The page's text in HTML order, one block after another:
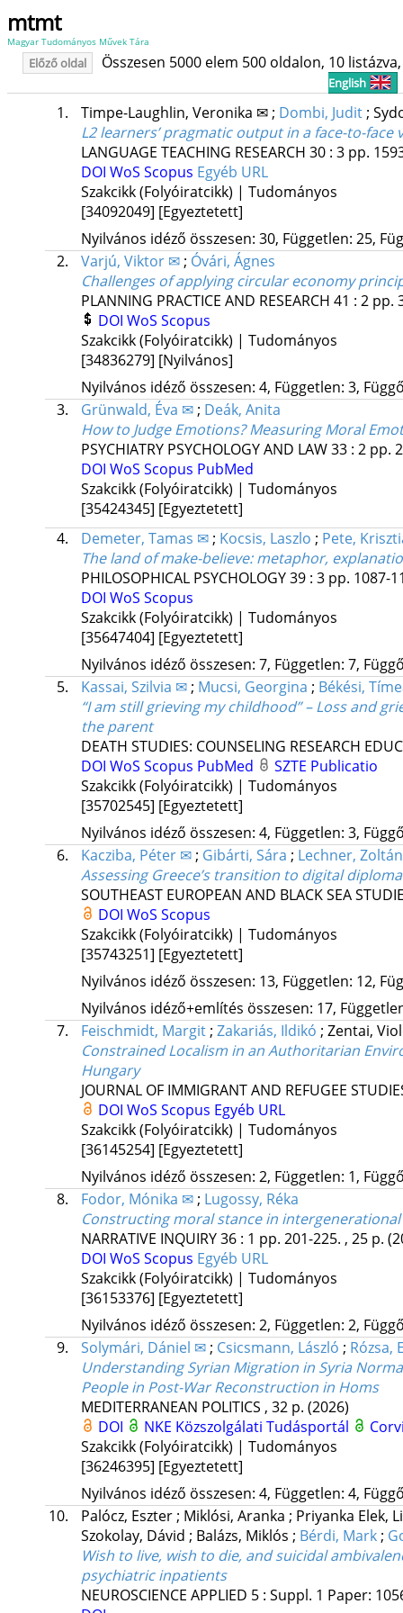
mtmt
Magyar Tudományos Művek Tára
Előző oldal Összesen 5000 elem 500 oldalon, 10
English
1. Timpe-Laughlin, Veronika ✉; Dombi, Judit;
L2 learners’ pragmatic output in a face-to-
LANGUAGE TEACHING RESEARCH 30: 3 pp.
DOI WoS Scopus Egyéb URL
Szakcikk (Folyóiratcikk) | Tudományos
[34092049] [Egyeztetett]
Nyilvános idéző összesen: 30, Független: 25,
2.
Varjú, Viktor ✉; Óvári, Ágnes
Challenges of applying circular economy
PLANNING PRACTICE AND RESEARCH 41 : 2 pp.
DOI WoS Scopus
Szakcikk (Folyóiratcikk) | Tudományos
[34836279] [Nyilvános]
Nyilvános idéző összesen: 4, Független: 3,
3.
Grünwald, Éva ✉; Deák, Anita
How to Judge Emotions? Measuring Moral
PSYCHIATRY PSYCHOLOGY AND LAW33: 2 pp.
DOI WoS Scopus PubMed
Szakcikk (Folyóiratcikk) | Tudományos
[35424345] [Egyeztetett]
4.
Demeter, Tamas ✉; Kocsis, Laszlo ; Pete,
The land of make-believe: metaphor,
PHILOSOPHICAL PSYCHOLOGY39: 3 pp. 1087-
DOI WoS Scopus
Szakcikk (Folyóiratcikk) | Tudományos
[35647404] [Egyeztetett]
Nyilvános idéző összesen: 7, Független: 7,
5.
Kassai, Szilvia ✉; Mucsi, Georgina ; Békési,
“I am still grieving my childhood” – Loss and
the parent
DEATH STUDIES: COUNSELING RESEARCH
DOI WoS Scopus PubMed
SZTE Publicatio
Szakcikk (Folyóiratcikk) | Tudományos
[35702545] [Egyeztetett]
Nyilvános idéző összesen: 4, Független: 3,
6.
Kacziba, Péter ✉; Gibárti, Sára ; Lechner, Zoltán
Assessing Greece’s transition to digital
SOUTHEAST EUROPEAN AND BLACK SEA
DOI WoS Scopus
Szakcikk (Folyóiratcikk) | Tudományos
[35743251] [Egyeztetett]
Nyilvános idéző összesen: 13, Független: 12,
Nyilvános idéző+említés összesen: 17,
7.
Feischmidt, Margit; Zakariás, Ildikó ; Zentai,
Constrained Localism in an Authoritarian
Hungary
JOURNAL OF IMMIGRANT AND REFUGEE
DOI WoS Scopus Egyéb URL
Szakcikk (Folyóiratcikk) | Tudományos
[36145254] [Egyeztetett]
Nyilvános idéző összesen: 2, Független: 1,
8.
Fodor, Mónika ✉; Lugossy, Réka
Constructing moral stance in
NARRATIVE INQUIRY36: 1 pp. 201-225. , 25 p.
DOI WoS Scopus Egyéb URL
Szakcikk (Folyóiratcikk) | Tudományos
[36153376] [Egyeztetett]
Nyilvános idéző összesen: 2, Független: 2,
9.
Solymári, Dániel ✉; Csicsmann, László ; Rózsa,
Understanding Syrian Migration in Syria
People in Post-War Reconstruction in Homs
MEDITERRANEAN POLITICS , 32 p. (2026)
DOI
NKE Közszolgálati Tudásportál
Szakcikk (Folyóiratcikk) | Tudományos
[36246395] [Egyeztetett]
Nyilvános idéző összesen: 4, Független: 4,
10.
Palócz, Eszter; Miklósi, Aranka ; Priyanka Elek,
Szokolay, Dávid ; Balázs, Miklós ; Bérdi, Mark;
Wish to live, wish to die, and suicidal
psychiatric inpatients
NEUROSCIENCE APPLIED 5: Suppl. 1 Paper: